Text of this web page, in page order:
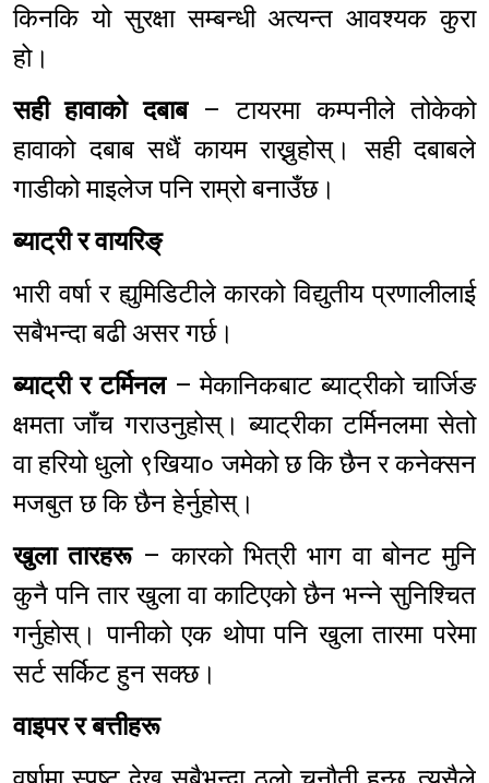
किनकि यो सुरक्षा सम्बन्धी अत्यन्त आवश्यक कुरा
हो।
सही हावाको दबाब – टायरमा कम्पनीले तोकेको
हावाको दबाब सधैं कायम राख्नुहोस्। सही दबाबले
गाडीको माइलेज पनि राम्रो बनाउँछ।
ब्याट्री र वायरिङ्
भारी वर्षा र ह्युमिडिटीले कारको विद्युतीय प्रणालीलाई
सबैभन्दा बढी असर गर्छ।
ब्याट्री र टर्मिनल– मेकानिकबाट ब्याट्रीको चार्जिङ
क्षमता जाँच गराउनुहोस्। ब्याट्रीका टर्मिनलमा सेतो
वा हरियो धुलो ९खिया० जमेको छ कि छैन र कनेक्सन
मजबुत छ कि छैन हेर्नुहोस्।
खुला तारहरू– कारको भित्री भाग वा बोनट मुनि
कुनै पनि तार खुला वा काटिएको छैन भन्ने सुनिश्चित
गर्नुहोस्। पानीको एक थोपा पनि खुला तारमा परेमा
सर्ट सर्किट हुन सक्छ।
वाइपर र बत्तीहरू